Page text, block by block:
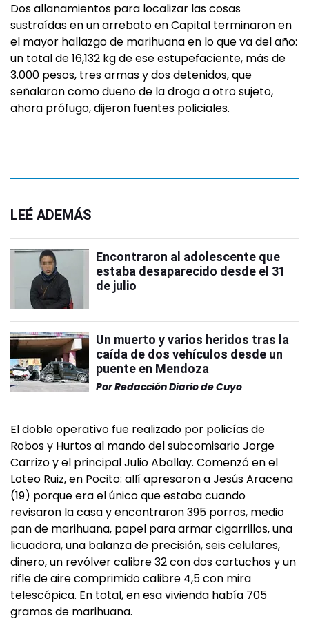
Dos allanamientos para localizar las cosas
sustraídas en un arrebato en Capital terminaron en
el mayor hallazgo de marihuana en lo que va del año:
un total de 16,132 kg de ese estupefaciente, más de
3.000 pesos, tres armas y dos detenidos, que
señalaron como dueño de la droga a otro sujeto,
ahora prófugo, dijeron fuentes policiales.
LEÉ ADEMÁS
Encontraron al adolescente que
estaba desaparecido desde el 31
de julio
Un muerto y varios heridos tras la
caída de dos vehículos desde un
puente en Mendoza
PorRedacción Diario de Cuyo
El doble operativo fue realizado por policías de
Robos y Hurtos al mando del subcomisario Jorge
Carrizo y el principal Julio Aballay. Comenzó en el
Loteo Ruiz, en Pocito: allí apresaron a Jesús Aracena
(19) porque era el único que estaba cuando
revisaron la casa y encontraron 395 porros, medio
pan de marihuana, papel para armar cigarrillos, una
licuadora, una balanza de precisión, seis celulares,
dinero, un revólver calibre 32 con dos cartuchos y un
rifle de aire comprimido calibre 4,5 con mira
telescópica. En total, en esa vivienda había 705
gramos de marihuana.